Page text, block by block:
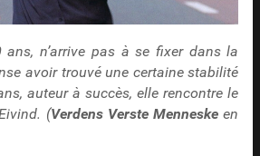
n’arrive pas à se fixer dans la
avoir trouvé une certaine stabilité
auteur à succès, elle rencontre le
(Verdens Verste Menneske en